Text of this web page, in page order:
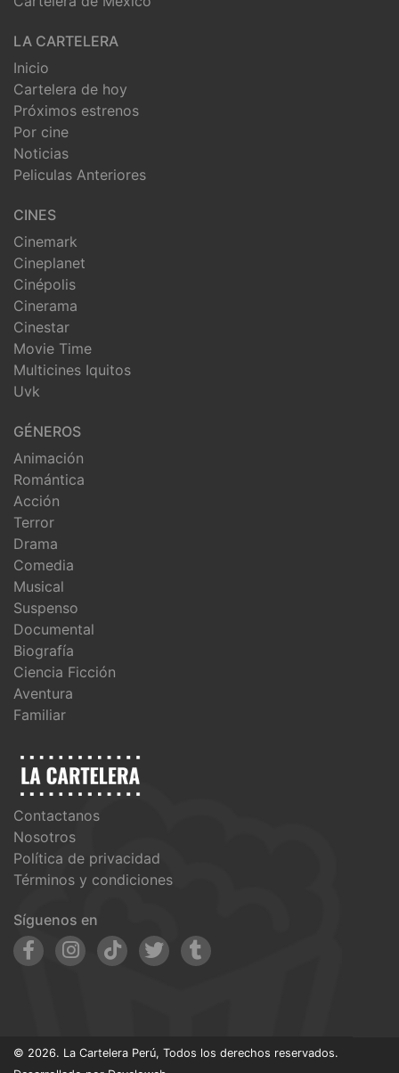
LA CARTELERA
Inicio
Cartelera de hoy
Próximos estrenos
Por cine
Noticias
Peliculas Anteriores
CINES
Cinemark
Cineplanet
Cinépolis
Cinerama
Cinestar
Movie Time
Multicines Iquitos
Uvk
GÉNEROS
Animación
Romántica
Acción
Terror
Drama
Comedia
Musical
Suspenso
Documental
Biografía
Ciencia Ficción
Aventura
Familiar
Contactanos
Nosotros
Política de privacidad
Términos y condiciones
Síguenos en
© 2026. La Cartelera Perú, Todos los derechos reservados.